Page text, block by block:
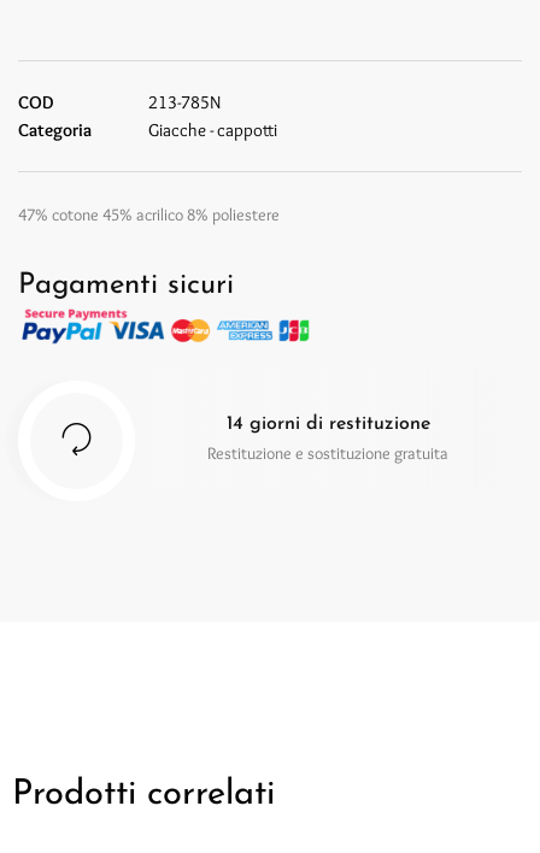
COD
213-785N
Categoria
Giacche - cappotti
47% cotone 45% acrilico 8% poliestere
Pagamenti sicuri
14 giorni di restituzione
Restituzione e sostituzione gratuita
Prodotti correlati